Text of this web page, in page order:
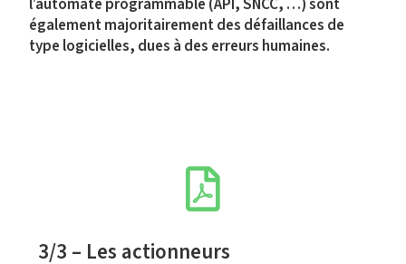
l’automate programmable (API, SNCC, …) sont
également majoritairement des défaillances de
type logicielles, dues à des erreurs humaines.
3/3 – Les actionneurs